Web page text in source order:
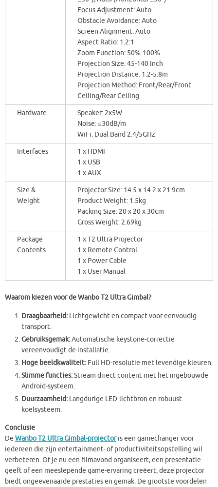
Focus Adjustment: Auto
Obstacle Avoidance: Auto
Screen Alignment: Auto
Aspect Ratio: 1.2:1
Zoom Function: 50%-100%
Projection Size: 45-140 Inch
Projection Distance: 1.2-5.8m
Projection Method: Front/Rear/Front
Ceiling/Rear Ceiling
Hardware
Speaker: 2x5W
Noise: ≤30dB/m
WiFi: Dual Band 2.4/5GHz
Interfaces
1 x HDMI
1 x USB
1 x AUX
Size &
Weight
Projector Size: 14.5 x 14.2 x 21.9cm
Product Weight: 1.5kg
Packing Size: 20 x 20 x 30cm
Gross Weight: 2.69kg
Package
Contents
1 x T2 Ultra Projector
1 x Remote Control
1 x Power Cable
1 x User Manual
Waarom kiezen voor de Wanbo T2 Ultra Gimbal?
Draagbaarheid:Lichtgewicht en compact voor eenvoudig
transport.
Gebruiksgemak:Automatische keystone-correctie
vereenvoudigt de installatie.
Hoge beeldkwaliteit:Full HD-resolutie met levendige kleuren.
Slimme functies:Stream direct content met het ingebouwde
Android-systeem.
Duurzaamheid:Langdurige LED-lichtbron en robuust
koelsysteem.
Conclusie
De Wanbo T2 Ultra Gimbal-projectoris een gamechanger voor
iedereen die zijn entertainment- of productiviteitsopstelling wil
verbeteren. Of je nu een filmavond organiseert, een presentatie
geeft of een meeslepende game-ervaring creëert, deze projector
biedt ongeëvenaarde prestaties en gemak. De grootste voordelen